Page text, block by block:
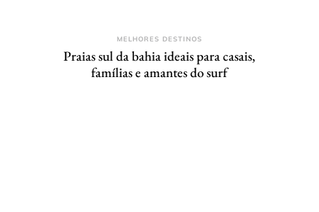
MELHORES DESTINOS
Praias sul da bahia ideais para casais,
famílias e amantes do surf